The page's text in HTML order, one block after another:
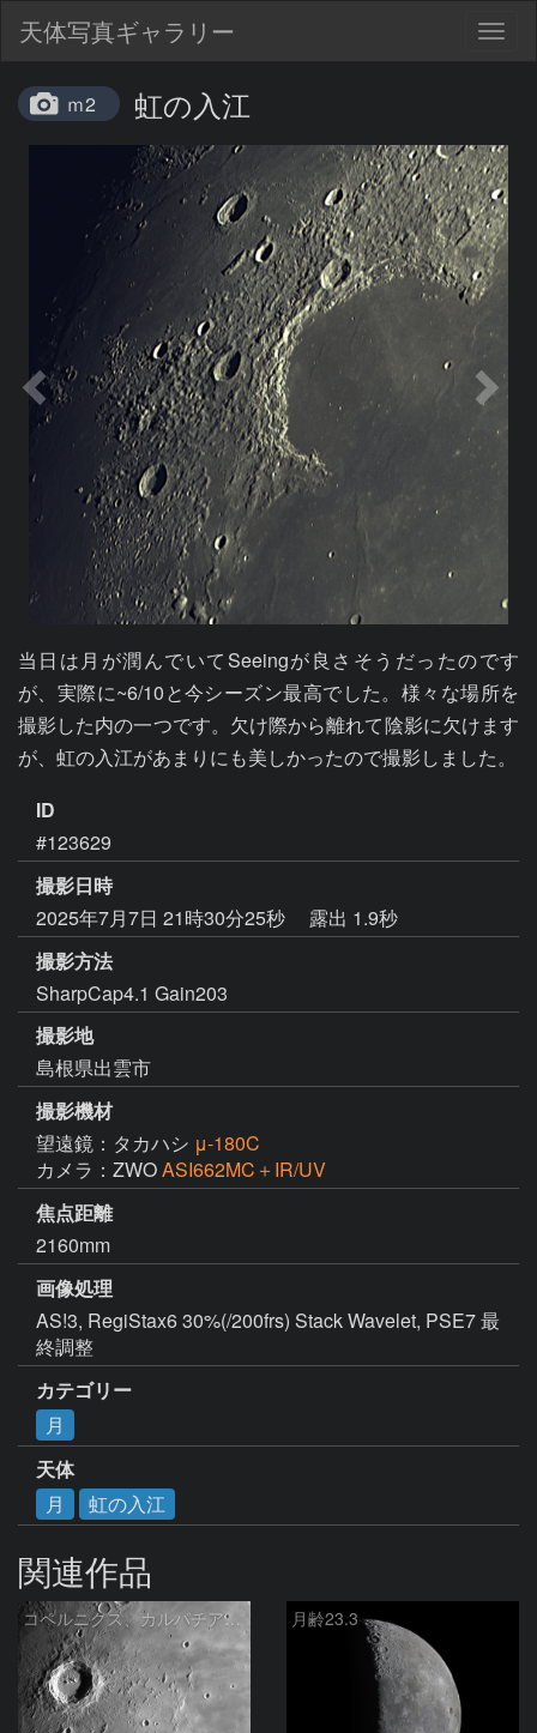
天体写真ギャラリー
ｍ2 虹の入江
当日は月が潤んでいてSeeingが良さそうだったのです
が、実際に~6/10と今シーズン最高でした。様々な場所を
撮影した内の一つです。欠け際から離れて陰影に欠けます
が、虹の入江があまりにも美しかったので撮影しました。
ID
#123629
撮影日時
2025年7月7日 21時30分25秒
露出 1.9秒
撮影方法
SharpCap4.1 Gain203
撮影地
島根県出雲市
撮影機材
望遠鏡：タカハシ μ-180C
カメラ：ZWOASI662MC＋IR/UV
焦点距離
2160mm
画像処理
AS!3, RegiStax6 30%(/200frs) Stack Wavelet, PSE7 最
終調整
カテゴリー
月
天体
月
虹の入江
関連作品
コペルニクス、カルパチア山脈付近 月齢23.3